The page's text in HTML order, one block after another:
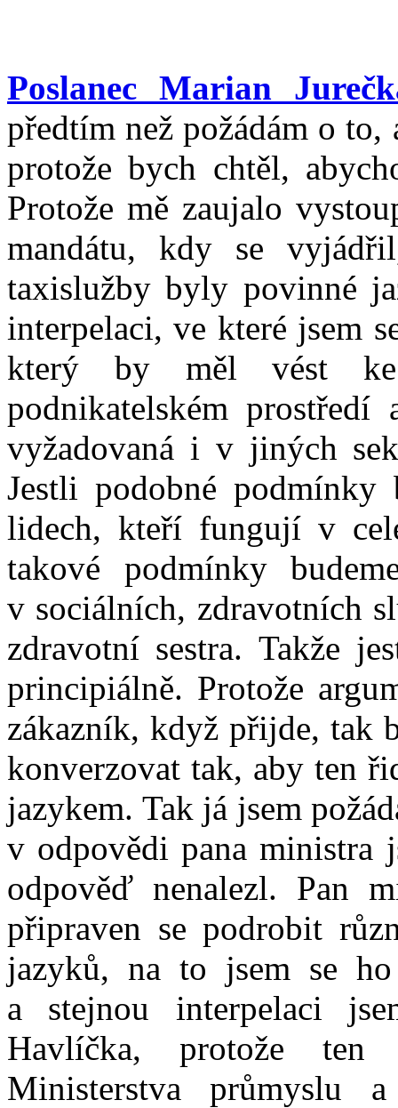
Poslanec Marian
předtím než požádám o to,
protože bych chtěl,
Protože mě zaujalo
mandátu, kdy se
taxislužby byly povinné
interpelaci, ve které jsem
který by měl vést ke
podnikatelském prostředí
vyžadovaná i v jiných
Jestli podobné podmínky
lidech, kteří fungují v
takové podmínky
v sociálních, zdravotních
zdravotní sestra. Takže
principiálně. Protože
zákazník, když přijde, tak
konverzovat tak, aby ten
jazykem. Tak já jsem
v odpovědi pana ministra
odpověď nenalezl. Pan
připraven se podrobit
jazyků, na to jsem se
a stejnou interpelaci
Havlíčka, protože ten
Ministerstva průmyslu